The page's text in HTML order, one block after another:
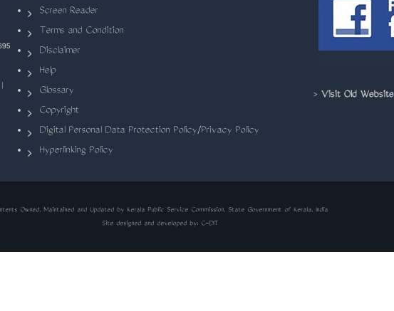
Screen Reader
Terms and Condition
Disclaimer
Help
Glossary
Copyright
Digital Personal Data Protection Policy/Privacy Policy
Hyperlinking Policy
> Visit Old Website
Owned, Maintained and Updated by Kerala Public Service Commission, State Government of Kerala, India
Site designed and developed by: C-DIT